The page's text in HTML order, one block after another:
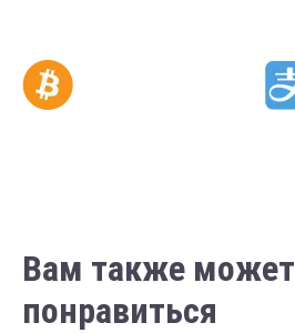
Вам также может
понравиться